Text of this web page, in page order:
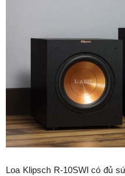
Loa Klipsch R-10SWI có đủ